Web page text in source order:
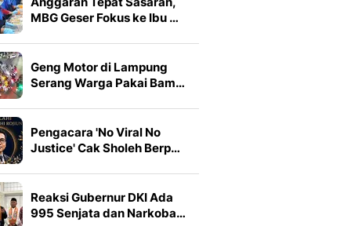
MBG Geser Fokus ke Ibu …
Geng Motor di Lampung
Serang Warga Pakai Bam…
Pengacara 'No Viral No
Justice' Cak Sholeh Berp…
Reaksi Gubernur DKI Ada
995 Senjata dan Narkoba…